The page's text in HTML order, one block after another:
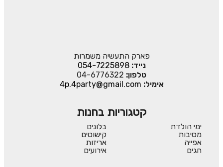
פארק התעשיה משמרות
נייד:054-7225898
טלפון: 04-6776322
אימיל: 4p.4party@gmail.com
קטגוריות בחנות
ימי הולדת
מסיבות
אפייה
חגים
בלונים
קישוטים
אריזות
אירועים